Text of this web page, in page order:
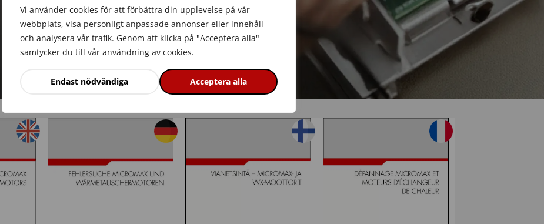
Vi använder cookies för att förbättra din upplevelse på vår
webbplats, visa personligt anpassade annonser eller innehåll
och analysera vår trafik. Genom att klicka på "Acceptera alla"
samtycker du till vår användning av cookies.
Endast nödvändiga Acceptera alla